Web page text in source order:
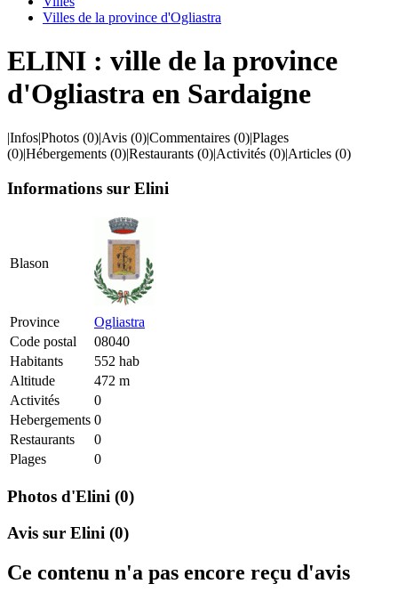
Villes de la province d'Ogliastra
ELINI : ville de la province
d'Ogliastra en Sardaigne
|Infos|Photos (0)|Avis (0)|Commentaires (0)|Plages
(0)|Hébergements (0)|Restaurants (0)|Activités (0)|Articles (0)
Informations sur Elini
Blason
Province
Ogliastra
Code postal
08040
Habitants
552 hab
Altitude
472 m
Activités
0
Hebergements 0
Restaurants
0
Plages
0
Photos d'Elini (0)
Avis sur Elini (0)
Ce contenu n'a pas encore reçu d'avis